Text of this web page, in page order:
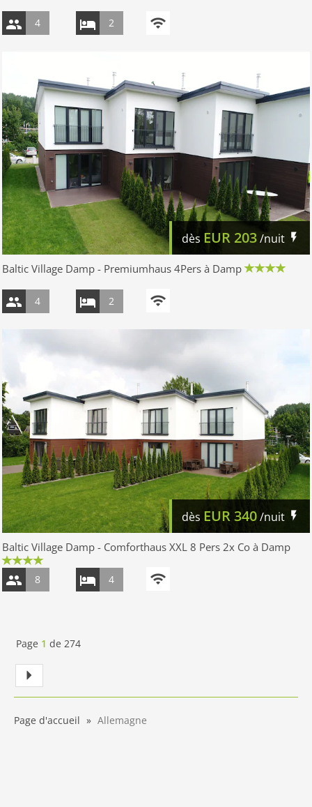
4 2
dès EUR 203/nuit
Baltic Village Damp - Premiumhaus 4Pers à Damp
4 2
dès EUR340/nuit
Baltic Village Damp - Comforthaus XXL 8 Pers 2x Co à Damp
8 4
Page 1 de 274
Page d'accueil Allemagne